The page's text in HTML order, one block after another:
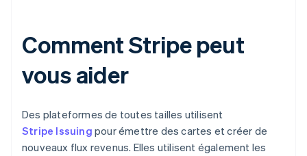
Comment Stripe peut
vous aider
Des plateformes de toutes tailles utilisent
Stripe Issuing pour émettre des cartes et créer de
nouveaux flux revenus. Elles utilisent également les